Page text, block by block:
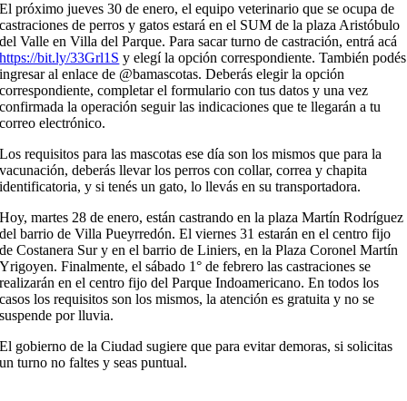
El próximo jueves 30 de enero, el equipo veterinario que se ocupa de
castraciones de perros y gatos estará en el SUM de la plaza Aristóbulo
del Valle en Villa del Parque. Para sacar turno de castración, entrá acá
https://bit.ly/33Grl1S y elegí la opción correspondiente. También podés
ingresar al enlace de @bamascotas. Deberás elegir la opción
correspondiente, completar el formulario con tus datos y una vez
confirmada la operación seguir las indicaciones que te llegarán a tu
correo electrónico.
Los requisitos para las mascotas ese día son los mismos que para la
vacunación, deberás llevar los perros con collar, correa y chapita
identificatoria, y si tenés un gato, lo llevás en su transportadora.
Hoy, martes 28 de enero, están castrando en la plaza Martín Rodríguez
del barrio de Villa Pueyrredón. El viernes 31 estarán en el centro fijo
de Costanera Sur y en el barrio de Liniers, en la Plaza Coronel Martín
Yrigoyen. Finalmente, el sábado 1° de febrero las castraciones se
realizarán en el centro fijo del Parque Indoamericano. En todos los
casos los requisitos son los mismos, la atención es gratuita y no se
suspende por lluvia.
El gobierno de la Ciudad sugiere que para evitar demoras, si solicitas
un turno no faltes y seas puntual.